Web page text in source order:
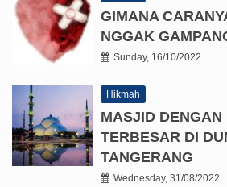
GIMANA
NGGAK
Sunday, 16/10/2022
Hikmah
MASJID DENGAN
TERBESAR DI
TANGERANG
Wednesday, 31/08/2022